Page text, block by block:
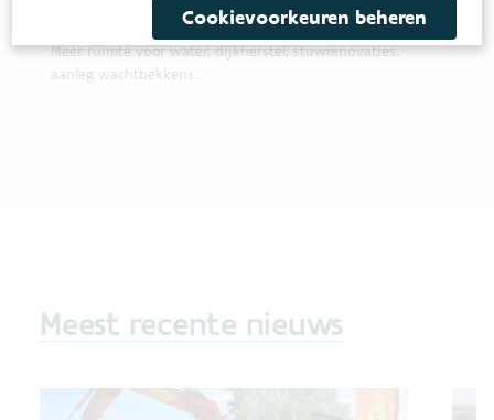
Meer ruimte voor water, dijkherstel, stuwrenovaties,
aanleg wachtbekkens...
Meest recente nieuws
Cookievoorkeuren beheren